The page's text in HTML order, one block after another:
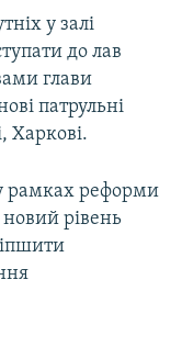
у залі
до лав
глави
патрульні
Харкові.
рамках реформи
рівень